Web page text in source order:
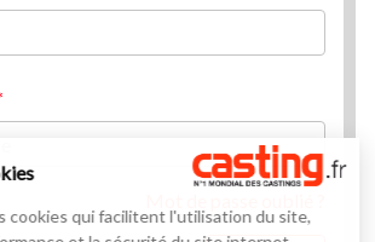
cookies qui facilitent l'utilisation du site,